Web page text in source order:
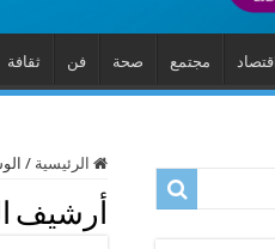
اقتصاد مجتمع صحة فن ثقافة
الرئيسية /
أرشيف